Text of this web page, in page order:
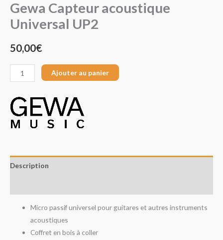
Gewa Capteur acoustique
Universal UP2
50,00€
Ajouter au panier
Description
Micro passif universel pour guitares et autres instruments
acoustiques
Coffret en bois à coller